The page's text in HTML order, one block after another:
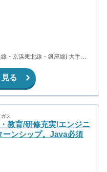
・京浜東北線・銀座線) 大手町
徒歩2分(都営新宿線)
る
ス
教育/研修充実!エンジニ
ーンシップ。Java必須